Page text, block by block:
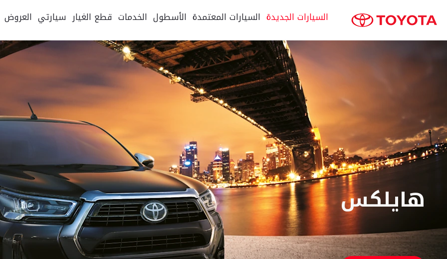
السيارات الجديدة السيارات المعتمدة الأسطول الخدمات قطع الغيار سيارتي العروض
هايلكس